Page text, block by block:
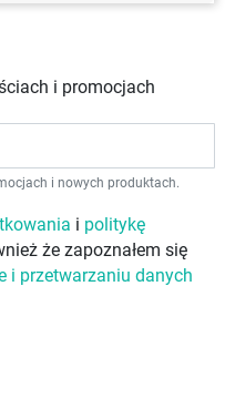
i promocjach
i nowych produktach.
i politykę
że zapoznałem się
i przetwarzaniu danych